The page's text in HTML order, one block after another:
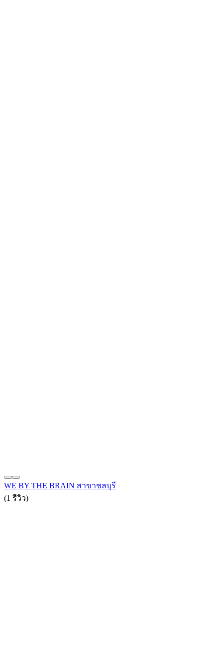
WE BY THE BRAIN สาขาชลบุรี
(1 รีวิว)